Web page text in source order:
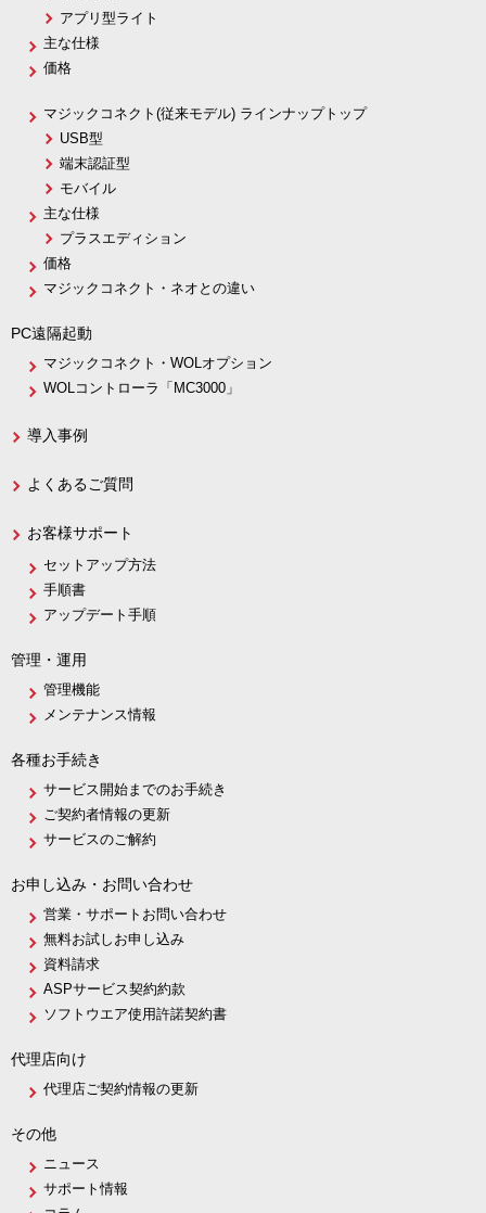
アプリ型ライト
主な仕様
価格
マジックコネクト(従来モデル) ラインナップトップ
USB型
端末認証型
モバイル
主な仕様
プラスエディション
価格
マジックコネクト・ネオとの違い
PC遠隔起動
マジックコネクト・WOLオプション
WOLコントローラ「MC3000」
導入事例
よくあるご質問
お客様サポート
セットアップ方法
手順書
アップデート手順
管理・運用
管理機能
メンテナンス情報
各種お手続き
サービス開始までのお手続き
ご契約者情報の更新
サービスのご解約
お申し込み・お問い合わせ
営業・サポートお問い合わせ
無料お試しお申し込み
資料請求
ASPサービス契約約款
ソフトウエア使用許諾契約書
代理店向け
代理店ご契約情報の更新
その他
ニュース
サポート情報